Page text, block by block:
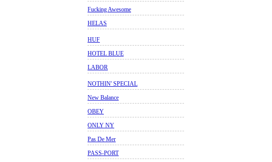
Fucking Awesome
HELAS
HUF
HOTEL BLUE
LABOR
NOTHIN' SPECIAL
New Balance
OBEY
ONLY NY
Pas De Mer
PASS-PORT